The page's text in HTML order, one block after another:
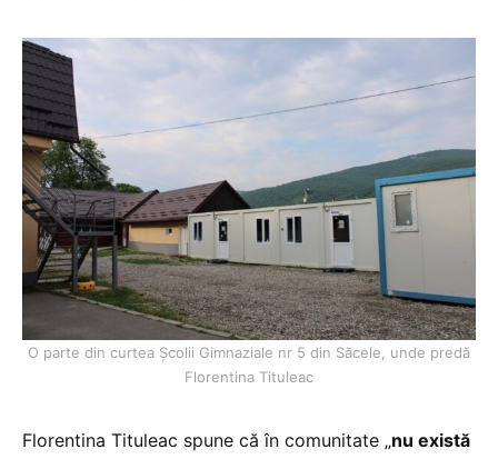
O parte din curtea Școlii Gimnaziale nr 5 din Săcele, unde predă
Florentina Tituleac
Florentina Tituleac spune că în comunitate „nu există